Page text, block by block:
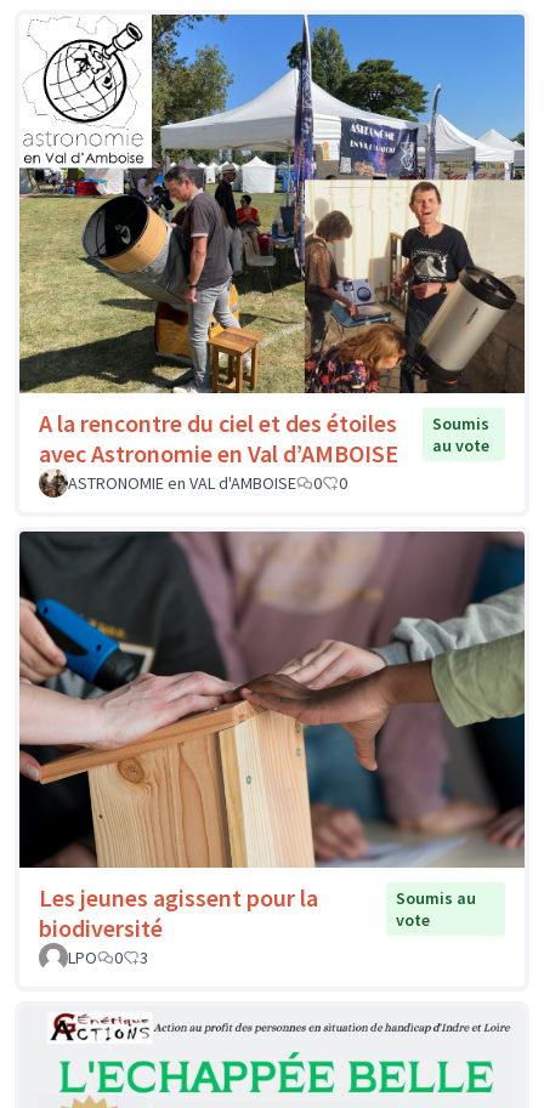
A la rencontre du ciel et des étoiles
avec Astronomie en Val d’AMBOISE
Soumis
au vote
ASTRONOMIE en VAL d'AMBOISE
0 0
Les jeunes agissent pour la
biodiversité
Soumis au
vote
LPO
0 3